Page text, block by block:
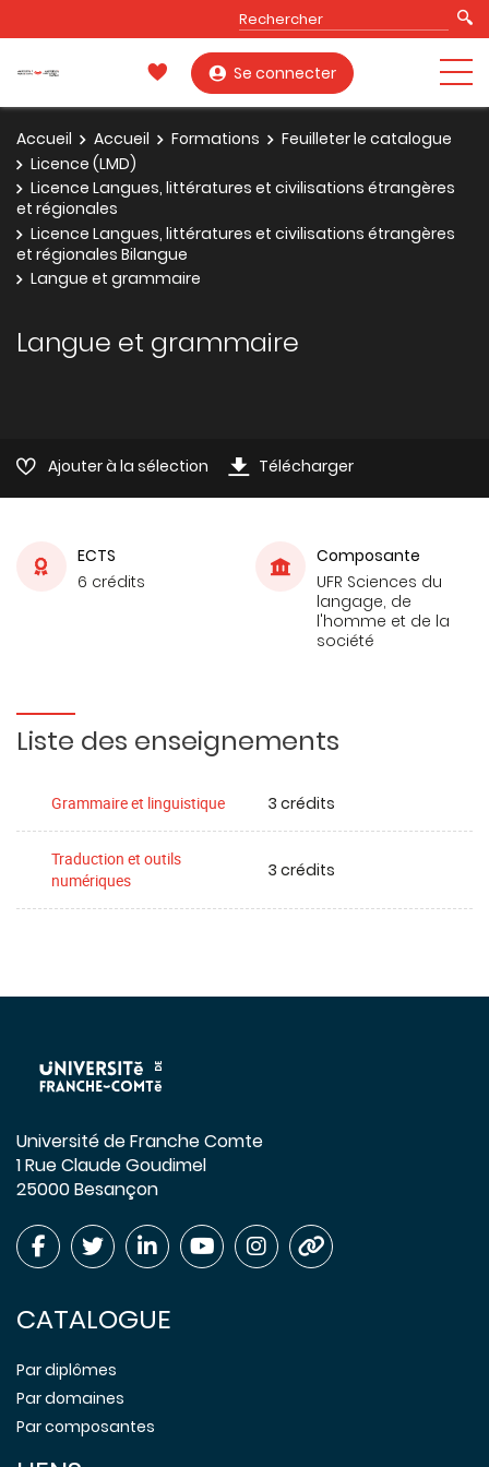
Se connecter
Accueil Accueil Formations
Feuilleter le catalogue
Licence (LMD)
Licence Langues, littératures et civilisations étrangères
et régionales
Licence Langues, littératures et civilisations étrangères
et régionales Bilangue
Langue et grammaire
Langue et grammaire
Ajouter à la sélection Télécharger
ECTS
6 crédits
Composante
UFR Sciences du
langage, de
l'homme et de la
société
Liste des enseignements
Grammaire et linguistique 3 crédits
Traduction et outils
numériques
3 crédits
Université de Franche Comte
1 Rue Claude Goudimel
25000 Besançon
CATALOGUE
Par diplômes
Par domaines
Par composantes